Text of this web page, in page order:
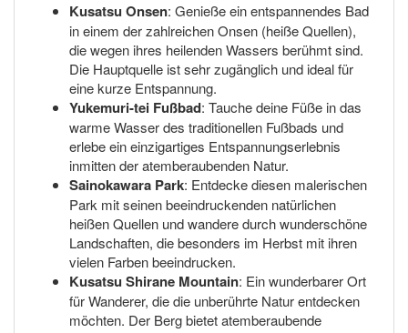
Kusatsu Onsen: Genieße ein entspannendes Bad
in einem der zahlreichen Onsen (heiße Quellen),
die wegen ihres heilenden Wassers berühmt sind.
Die Hauptquelle ist sehr zugänglich und ideal für
eine kurze Entspannung.
Yukemuri-tei Fußbad: Tauche deine Füße in das
warme Wasser des traditionellen Fußbads und
erlebe ein einzigartiges Entspannungserlebnis
inmitten der atemberaubenden Natur.
Sainokawara Park: Entdecke diesen malerischen
Park mit seinen beeindruckenden natürlichen
heißen Quellen und wandere durch wunderschöne
Landschaften, die besonders im Herbst mit ihren
vielen Farben beeindrucken.
Kusatsu Shirane Mountain: Ein wunderbarer Ort
für Wanderer, die die unberührte Natur entdecken
möchten. Der Berg bietet atemberaubende